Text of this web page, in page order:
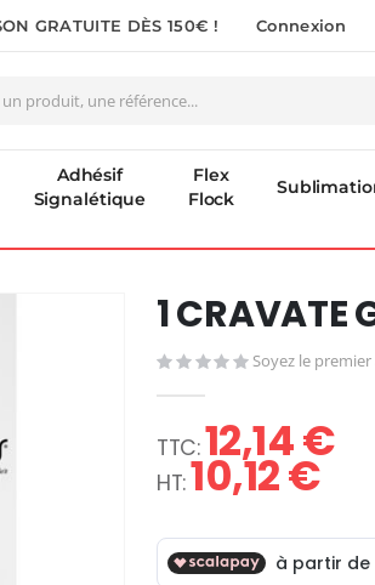
GRATUITE DÈS 150€ ! Connexion
Adhésif
Signalétique
Flex
Flock
1 CRAVATE
Soyez le
12,14 €
10,12 €